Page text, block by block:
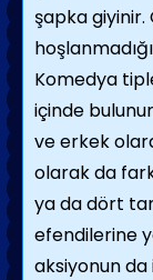
şapka giyinir.
Komedya
içinde
ve erkek
olarak da
ya da dört
efendilerine
aksiyonun da